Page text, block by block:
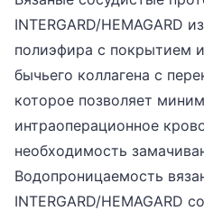
INTERGARD/HEMAGARD
полиэфира с покрытием
бычьего коллагена с
которое позволяет
интраоперационное
необходимость
Водопроницаемость
INTERGARD/HEMAGARD